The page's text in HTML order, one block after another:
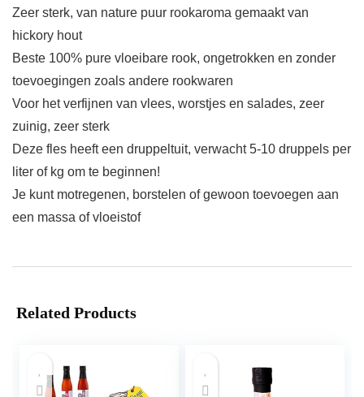
Zeer sterk, van nature puur rookaroma gemaakt van
hickory hout
Beste 100% pure vloeibare rook, ongetrokken en zonder
toevoegingen zoals andere rookwaren
Voor het verfijnen van vlees, worstjes en salades, zeer
zuinig, zeer sterk
Deze fles heeft een druppeltuit, verwacht 5-10 druppels per
liter of kg om te beginnen!
Je kunt motregenen, borstelen of gewoon toevoegen aan
een massa of vloeistof
Related Products